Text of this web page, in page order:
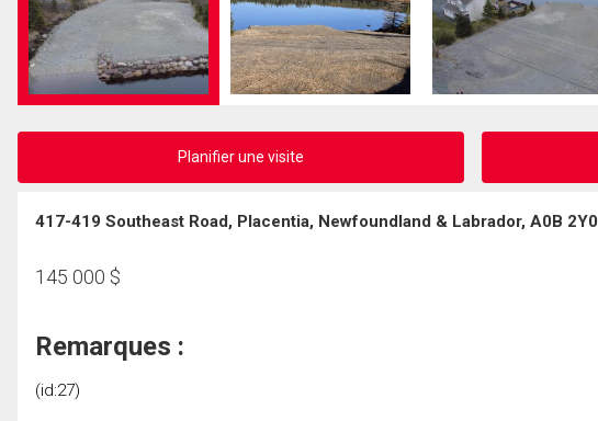
Planifier une visite
417-419 Southeast Road, Placentia, Newfoundland & Labrador, A0B 2Y0
145 000 $
Remarques :
(id:27)